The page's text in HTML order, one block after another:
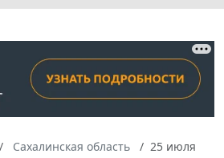
Сахалинская область
25 июля